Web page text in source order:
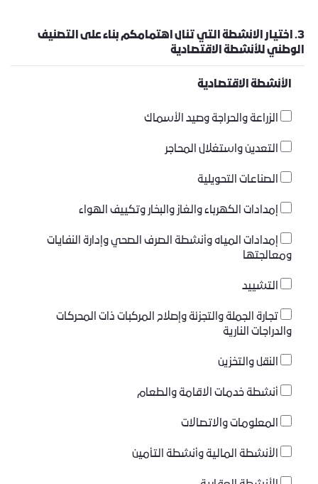
3. اختيار الانشطة التي تنال اهتمامكم بناء على التصنيف
الوطني للأنشطة الاقتصادية
الأنشطة الاقتصادية
الزراعة والحراجة وصيد الأسماك
التعدين واستغلال المحاجر
الصناعات التحويلية
إمدادات الكهرباء والغاز والبخار وتكييف الهواء
إمدادات المياه وأنشطة الصرف الصحي وإدارة النفايات
ومعالجتها
التشييد
تجارة الجملة والتجزئة وإصلاح المركبات ذات المحركات
والدراجات النارية
النقل والتخزين
أنشطة خدمات الاقامة والطعام
المعلومات والاتصالات
الأنشطة المالية وأنشطة التأمين